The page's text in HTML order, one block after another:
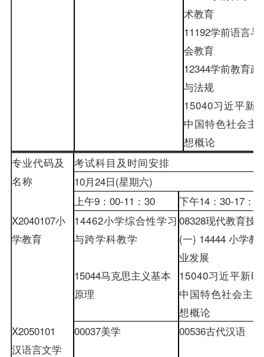
术教育
11192学前语言与
会教育
12344学前教育政
与法规
15040习近平新
中国特色社会主
想概论
专业代码及
名称
考试科目及时间安排
10月24日(星期六)
上午9： 00-11 ： 30 下午14： 30-17：
X2040107小
学教育
14462小学综合性学习
与跨学科教学
08328现代教育技
(一) 14444 小学教
业发展
15044马克思主义基本
原理
15040习近平新
中国特色社会主
想概论
X2050101
汉语言文学
00037美学 00536古代汉语